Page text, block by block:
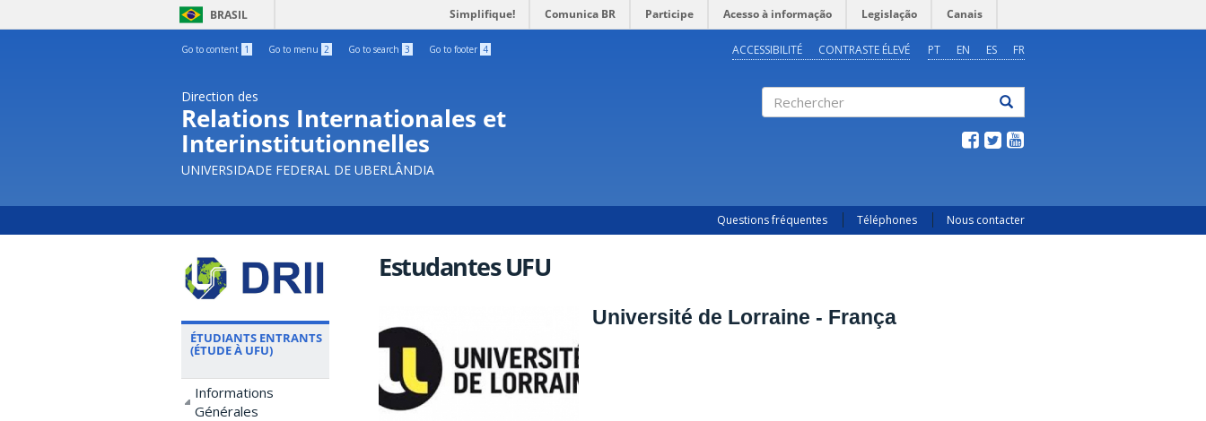
BRASIL Simplifique! Comunica BR Participe Acesso à informação Legislação Canais
Go to content 1 Go to menu 2 Go to search 3 Go to footer 4 PT EN ES FR
ACCESSIBILITÉ CONTRASTE ÉLEVÉ
Direction des
Relations Internationales et
Interinstitutionnelles
UNIVERSIDADE FEDERAL DE UBERLÂNDIA
Questions fréquentes Téléphones Nous contacter
ÉTUDIANTS ENTRANTS
(ÉTUDE À UFU)
Informations
Générales
Estudantes UFU
Université de Lorraine - França